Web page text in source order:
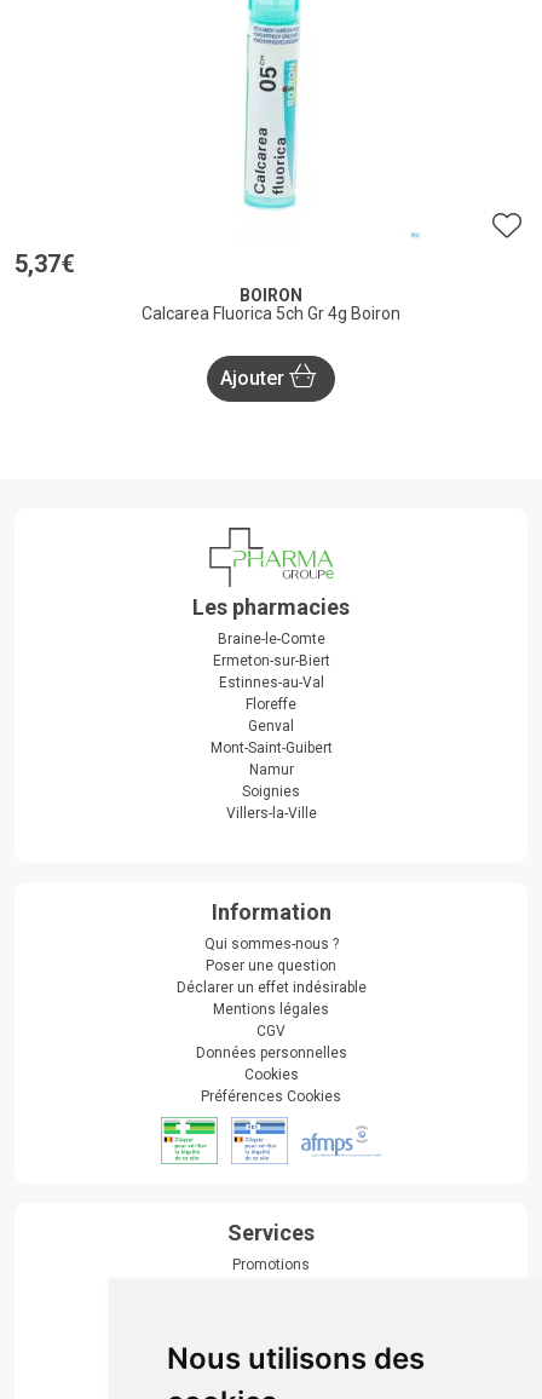
Nous utilisons des
5,37€
BOIRON
Calcarea Fluorica 5ch Gr 4g Boiron
Ajouter
Les pharmacies
Braine-le-Comte
Ermeton-sur-Biert
Estinnes-au-Val
Floreffe
Genval
Mont-Saint-Guibert
Namur
Soignies
Villers-la-Ville
Information
Qui sommes-nous ?
Poser une question
Déclarer un effet indésirable
Mentions légales
CGV
Données personnelles
Cookies
Préférences Cookies
Services
Promotions
Actualités & conseils
Événements